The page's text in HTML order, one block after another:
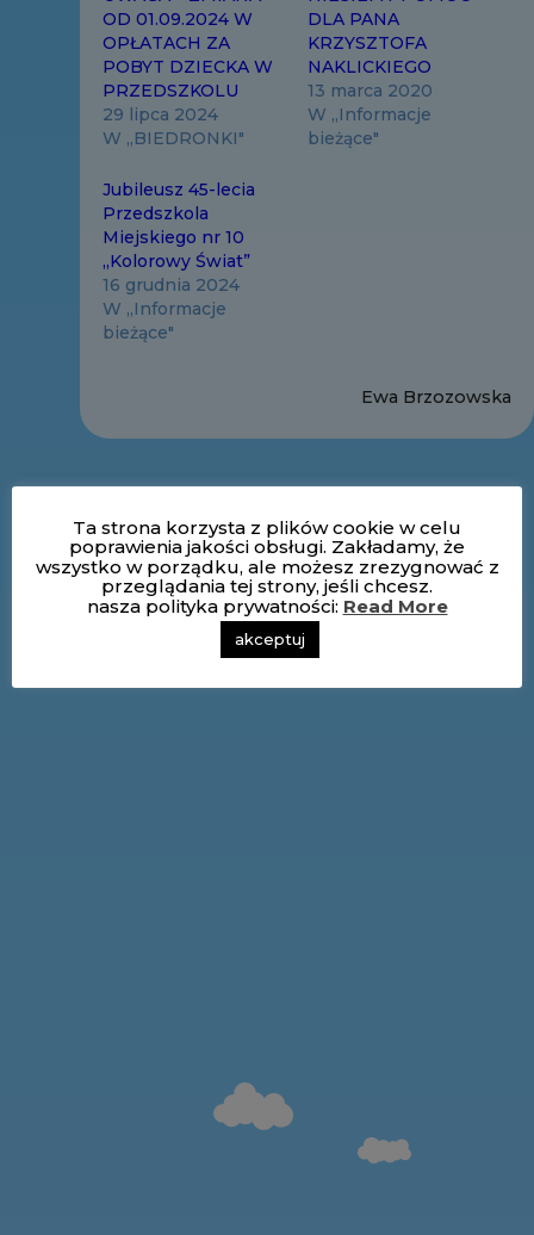
OD 01.09.2024 W
OPŁATACH ZA
POBYT DZIECKA W
PRZEDSZKOLU
29 lipca 2024
W „BIEDRONKI"
DLA PANA
KRZYSZTOFA
NAKLICKIEGO
13 marca 2020
W „Informacje
bieżące"
Jubileusz 45-lecia
Przedszkola
Miejskiego nr 10
,,Kolorowy Świat”
16 grudnia 2024
W „Informacje
bieżące"
Ewa Brzozowska
Ta strona korzysta z plików cookie w celu
poprawienia jakości obsługi. Zakładamy, że
wszystko w porządku, ale możesz zrezygnować z
przeglądania tej strony, jeśli chcesz.
nasza polityka prywatności: Read More
akceptuj